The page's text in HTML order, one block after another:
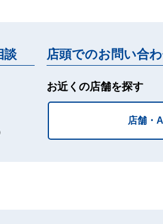
談 店頭でのお問い合
お近くの店舗を探す
店舗・